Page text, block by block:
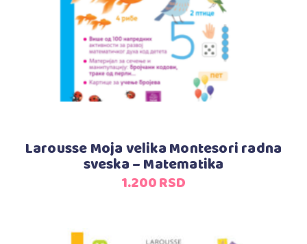
Larousse Moja velika Montesori radna
sveska – Matematika
1.200RSD